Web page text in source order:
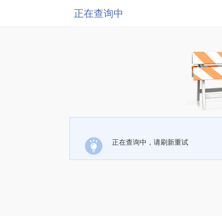
正在查询中
正在查询中，请刷新重试